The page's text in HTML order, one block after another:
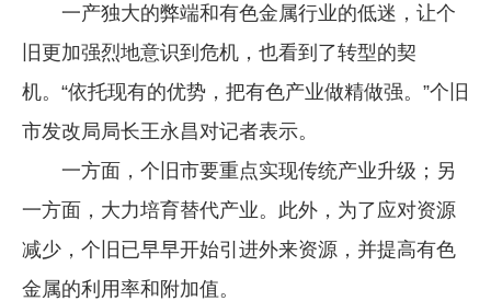
一产独大的弊端和有色金属行业的低迷，让个
旧更加强烈地意识到危机，也看到了转型的契
机。“依托现有的优势，把有色产业做精做强。”个旧
市发改局局长王永昌对记者表示。
一方面，个旧市要重点实现传统产业升级；另
一方面，大力培育替代产业。此外，为了应对资源
减少，个旧已早早开始引进外来资源，并提高有色
金属的利用率和附加值。